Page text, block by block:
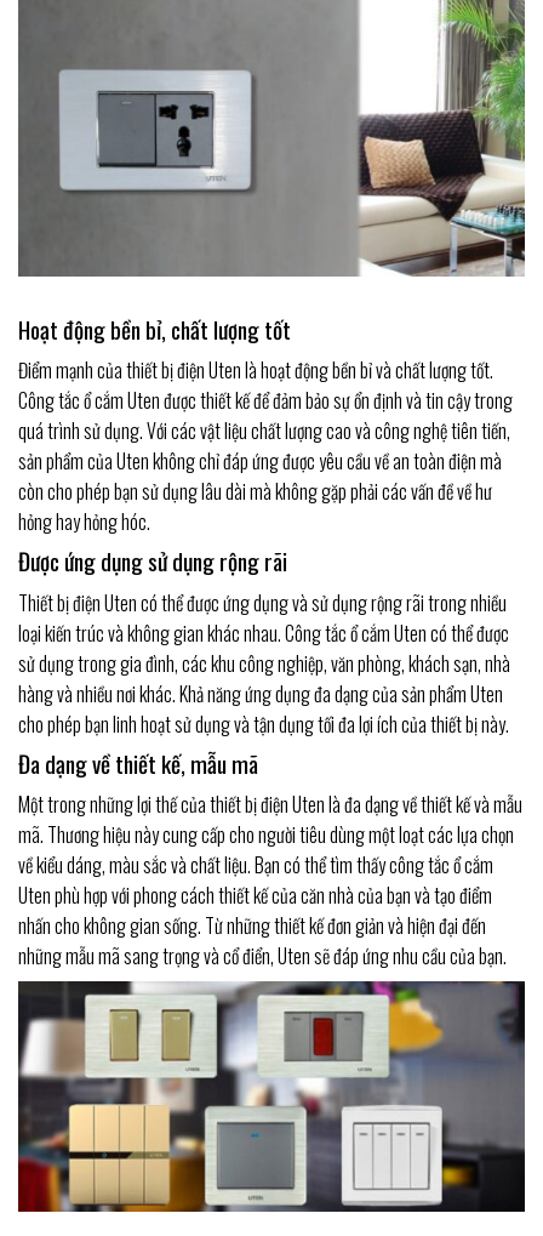
Hoạt động bền bỉ, chất lượng tốt
Điểm mạnh của thiết bị điện Uten là hoạt động bền bỉ và chất lượng tốt.
Công tắc ổ cắm Uten được thiết kế để đảm bảo sự ổn định và tin cậy trong
quá trình sử dụng. Với các vật liệu chất lượng cao và công nghệ tiên tiến,
sản phẩm của Uten không chỉ đáp ứng được yêu cầu về an toàn điện mà
còn cho phép bạn sử dụng lâu dài mà không gặp phải các vấn đề về hư
hỏng hay hỏng hóc.
Được ứng dụng sử dụng rộng rãi
Thiết bị điện Uten có thể được ứng dụng và sử dụng rộng rãi trong nhiều
loại kiến trúc và không gian khác nhau. Công tắc ổ cắm Uten có thể được
sử dụng trong gia đình, các khu công nghiệp, văn phòng, khách sạn, nhà
hàng và nhiều nơi khác. Khả năng ứng dụng đa dạng của sản phẩm Uten
cho phép bạn linh hoạt sử dụng và tận dụng tối đa lợi ích của thiết bị này.
Đa dạng về thiết kế, mẫu mã
Một trong những lợi thế của thiết bị điện Uten là đa dạng về thiết kế và mẫu
mã. Thương hiệu này cung cấp cho người tiêu dùng một loạt các lựa chọn
về kiểu dáng, màu sắc và chất liệu. Bạn có thể tìm thấy công tắc ổ cắm
Uten phù hợp với phong cách thiết kế của căn nhà của bạn và tạo điểm
nhấn cho không gian sống. Từ những thiết kế đơn giản và hiện đại đến
những mẫu mã sang trọng và cổ điển, Uten sẽ đáp ứng nhu cầu của bạn.